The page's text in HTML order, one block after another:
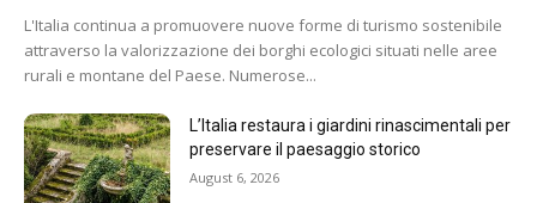
L'Italia continua a promuovere nuove forme di turismo sostenibile
attraverso la valorizzazione dei borghi ecologici situati nelle aree
rurali e montane del Paese. Numerose...
L’Italia restaura i giardini rinascimentali per
preservare il paesaggio storico
August 6, 2026